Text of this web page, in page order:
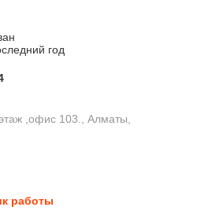
год
,офис 103., Алматы,
работы